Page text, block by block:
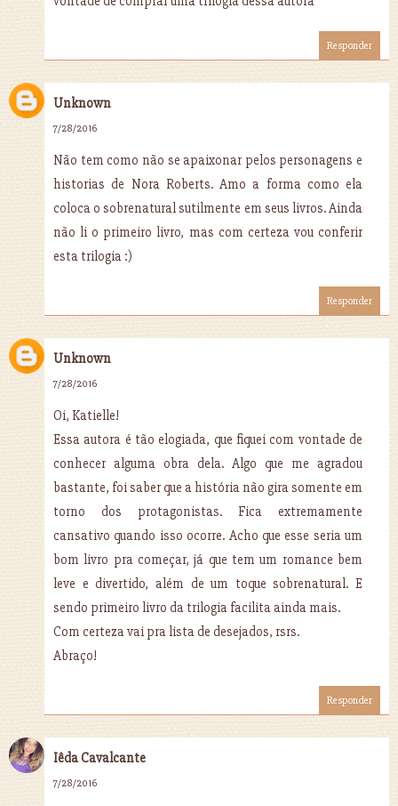
Responder
Unknown
7/28/2016
Não tem como não se apaixonar pelos personagens e
historias de Nora Roberts. Amo a forma como ela
coloca o sobrenatural sutilmente em seus livros. Ainda
não li o primeiro livro, mas com certeza vou conferir
esta trilogia :)
Responder
Unknown
7/28/2016
Oi, Katielle!
Essa autora é tão elogiada, que fiquei com vontade de
conhecer alguma obra dela. Algo que me agradou
bastante, foi saber que a história não gira somente em
torno dos protagonistas. Fica extremamente
cansativo quando isso ocorre. Acho que esse seria um
bom livro pra começar, já que tem um romance bem
leve e divertido, além de um toque sobrenatural. E
sendo primeiro livro da trilogia facilita ainda mais.
Com certeza vai pra lista de desejados, rsrs.
Abraço!
Responder
Iêda Cavalcante
7/28/2016